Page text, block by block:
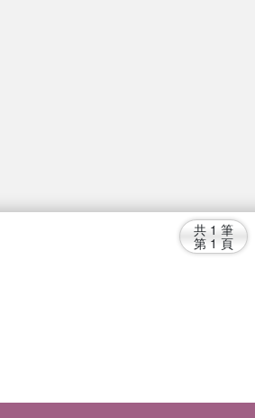
共 1 筆
第 1 頁